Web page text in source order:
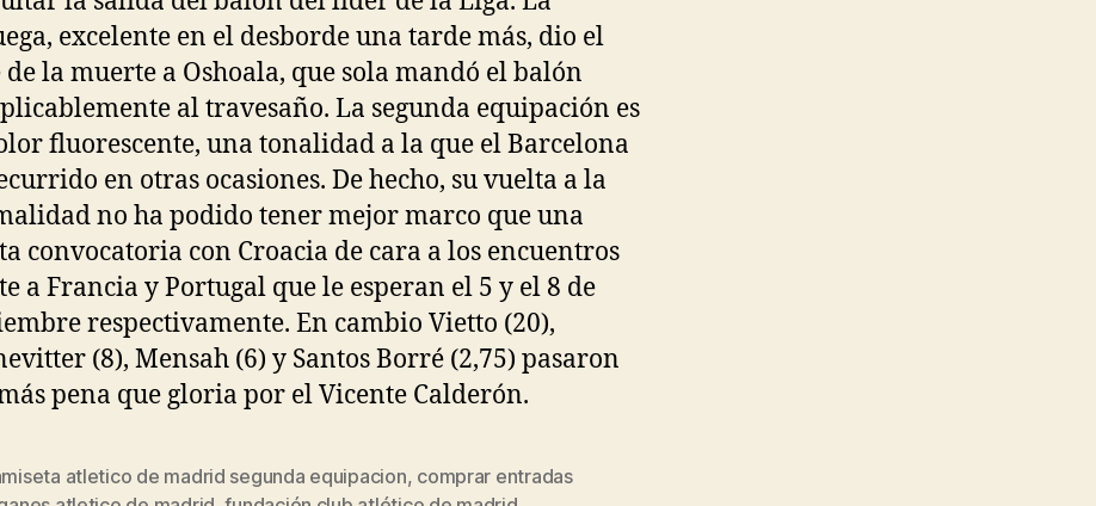
excelente en el desborde una tarde más, dio el
de la muerte a Oshoala, que sola mandó el balón
al travesaño. La segunda equipación es
fluorescente, una tonalidad a la que el Barcelona
en otras ocasiones. De hecho, su vuelta a la
no ha podido tener mejor marco que una
convocatoria con Croacia de cara a los encuentros
a Francia y Portugal que le esperan el 5 y el 8 de
respectivamente. En cambio Vietto (20),
(8), Mensah (6) y Santos Borré (2,75) pasaron
pena que gloria por el Vicente Calderón.
atletico de madrid segunda equipacion, comprar entradas